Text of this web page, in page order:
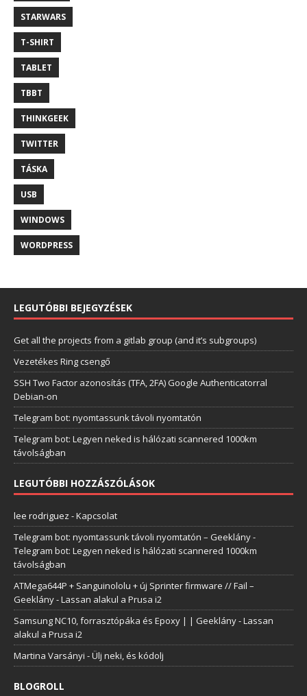
STARWARS
T-SHIRT
TABLET
TBBT
THINKGEEK
TWITTER
TÁSKA
USB
WINDOWS
WORDPRESS
LEGUTÓBBI BEJEGYZÉSEK
Get all the projects from a gitlab group (and it’s subgroups)
Vezetékes Ring csengő
SSH Two Factor azonosítás (TFA, 2FA) Google Authenticatorral
Debian-on
Telegram bot: nyomtassunk távoli nyomtatón
Telegram bot: Legyen neked is hálózati scannered 1000km
távolságban
LEGUTÓBBI HOZZÁSZÓLÁSOK
lee rodriguez -Kapcsolat
Telegram bot: nyomtassunk távoli nyomtatón – Geeklány-
Telegram bot: Legyen neked is hálózati scannered 1000km
távolságban
ATMega644P + Sanguinololu + új Sprinter firmware // Fail –
Geeklány-Lassan alakul a Prusa i2
Samsung NC10, forrasztópáka és Epoxy | | Geeklány-Lassan
alakul a Prusa i2
Martina Varsányi -Ülj neki, és kódolj
BLOGROLL